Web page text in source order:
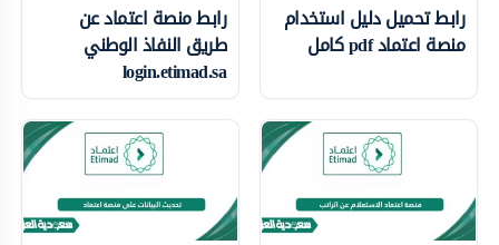
رابط تحميل دليل استخدام
منصة اعتماد pdf كامل
رابط منصة اعتماد عن
طريق النفاذ الوطني
login.etimad.sa